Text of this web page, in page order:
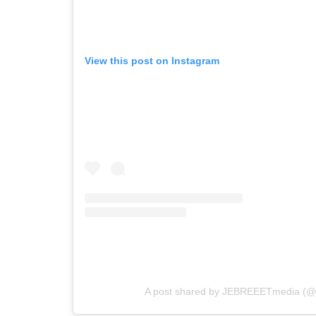
View this post on Instagram
A post shared by JEBREEETmedia